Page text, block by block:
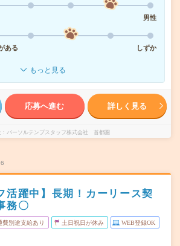
男性
ある
しずか
もっと見る
応募へ進む 詳しく見る
パーソルテンプスタッフ株式会社 首都圏
活躍中】長期！カーリース契
務〇
費別途支給あり 土日祝日が休み WEB登録OK